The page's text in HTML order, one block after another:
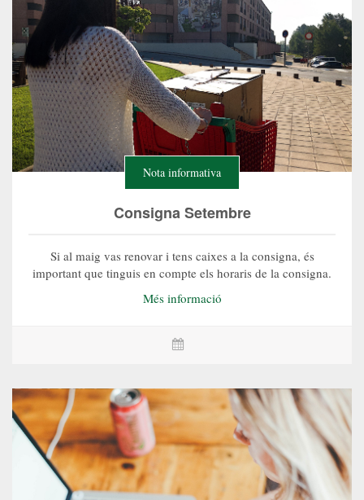
Nota informativa
Consigna Setembre
Si al maig vas renovar i tens caixes a la consigna, és
important que tinguis en compte els horaris de la consigna.
Més informació